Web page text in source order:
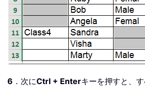
6 ．次にCtrl + Enterキーを押すと、